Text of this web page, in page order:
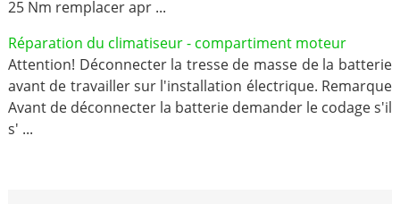
25 Nm remplacer apr ...
Réparation du climatiseur - compartiment moteur
Attention! Déconnecter la tresse de masse de la batterie
avant de travailler sur l'installation électrique. Remarque
Avant de déconnecter la batterie demander le codage s'il
s' ...